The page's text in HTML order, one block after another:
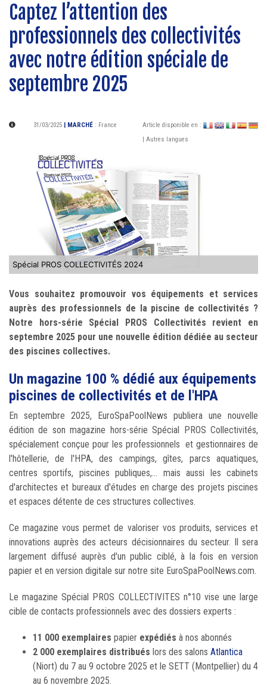
Captez l’attention des
professionnels des collectivités
avec notre édition spéciale de
septembre 2025
31/03/2025 | MARCHÉ : France
Article disponible en :
| Autres langues
Spécial PROS COLLECTIVITÉS 2024
Vous souhaitez promouvoir vos équipements et services
auprès des professionnels de la piscine de collectivités ?
Notre hors-série Spécial PROS Collectivités revient en
septembre 2025 pour une nouvelle édition dédiée au secteur
des piscines collectives.
Un magazine 100 % dédié aux équipements
piscines de collectivités et de l'HPA
En septembre 2025, EuroSpaPoolNews publiera une nouvelle
édition de son magazine hors-série Spécial PROS Collectivités,
spécialement conçue pour les professionnels et gestionnaires de
l'hôtellerie, de l'HPA, des campings, gîtes, parcs aquatiques,
centres sportifs, piscines publiques,... mais aussi les cabinets
d'architectes et bureaux d'études en charge des projets piscines
et espaces détente de ces structures collectives.
Ce magazine vous permet de valoriser vos produits, services et
innovations auprès des acteurs décisionnaires du secteur. Il sera
largement diffusé auprès d'un public ciblé, à la fois en version
papier et en version digitale sur notre site EuroSpaPoolNews.com.
Le magazine Spécial PROS COLLECTIVITES n°10 vise une large
cible de contacts professionnels avec des dossiers experts :
11 000 exemplaires papier expédiés à nos abonnés
2 000 exemplaires distribués lors des salons Atlantica
(Niort) du 7 au 9 octobre 2025 et le SETT (Montpellier) du 4
au 6 novembre 2025.